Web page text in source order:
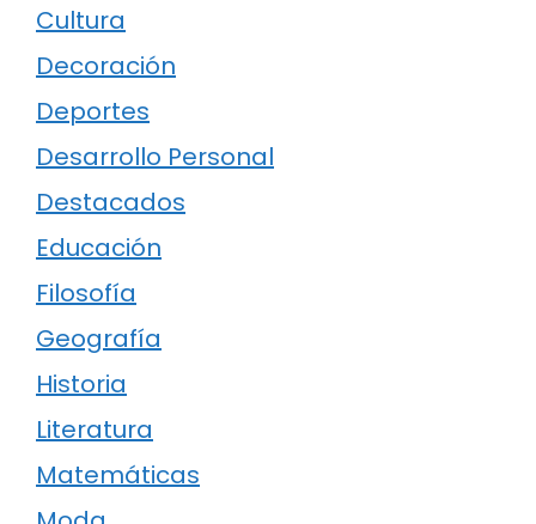
Cultura
Decoración
Deportes
Desarrollo Personal
Destacados
Educación
Filosofía
Geografía
Historia
Literatura
Matemáticas